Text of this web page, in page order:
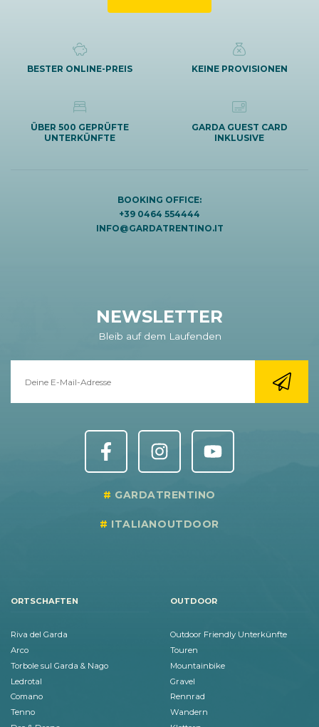
BESTER ONLINE-PREIS KEINE PROVISIONEN
ÜBER 500 GEPRÜFTE
UNTERKÜNFTE
GARDA GUEST CARD
INKLUSIVE
BOOKING OFFICE:
+39 0464 554444
INFO@GARDATRENTINO.IT
NEWSLETTER
Bleib auf dem Laufenden
GARDATRENTINO
ITALIANOUTDOOR
ORTSCHAFTEN
Riva del Garda
Arco
Torbole sul Garda & Nago
Ledrotal
Comano
Tenno
OUTDOOR
Outdoor Friendly Unterkünfte
Touren
Mountainbike
Gravel
Rennrad
Wandern